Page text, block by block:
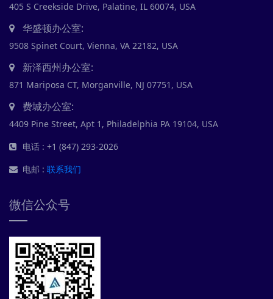
405 S Creekside Drive, Palatine, IL 60074, USA
华盛顿办公室:
9508 Spinet Court, Vienna, VA 22182, USA
新泽西州办公室:
871 Mariposa CT, Morganville, NJ 07751, USA
费城办公室:
4409 Pine Street, Apt 1, Philadelphia PA 19104, USA
电话 : +1 (847) 293-2026
电邮 : 联系我们
微信公众号